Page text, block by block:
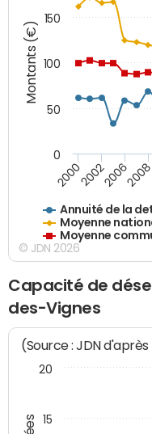
Montants (€)
Annuité de la
Moyenne
Moyenne
2000200220062008
0
50
100
150
© JDN 2026
Capacité de
des-Vignes
(Source : JDN
15
20